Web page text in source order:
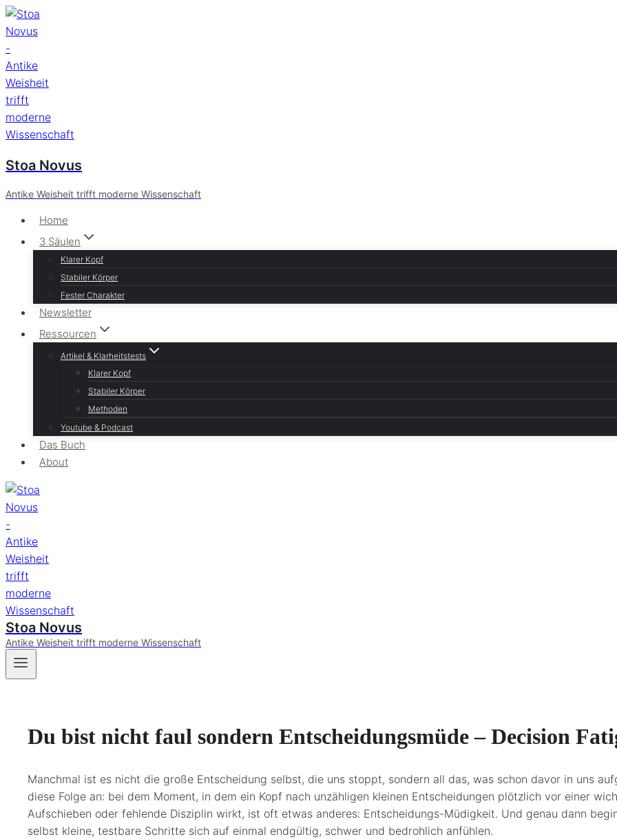
Zum
Inhalt
springen
Stoa Novus
Antike Weisheit trifft moderne Wissenschaft
Home
3 Säulen
Klarer Kopf
Stabiler Körper
Fester Charakter
Newsletter
Ressourcen
Artikel & Klarheitstests
Klarer Kopf
Stabiler Körper
Methoden
Youtube & Podcast
Das Buch
About
Stoa Novus
Antike Weisheit trifft moderne Wissenschaft
Du bist nicht faul sondern Entscheidungsmüde – Decision
Manchmal ist es nicht die große Entscheidung selbst, die uns stoppt, sondern all das, was schon davor in uns
diese Folge an: bei dem Moment, in dem ein Kopf nach unzähligen kleinen Entscheidungen plötzlich vor einer
Aufschieben oder fehlende Disziplin wirkt, ist oft etwas anderes: Entscheidungs-Müdigkeit. Und genau dann
selbst kleine, testbare Schritte sich auf einmal endgültig, schwer und bedrohlich anfühlen.